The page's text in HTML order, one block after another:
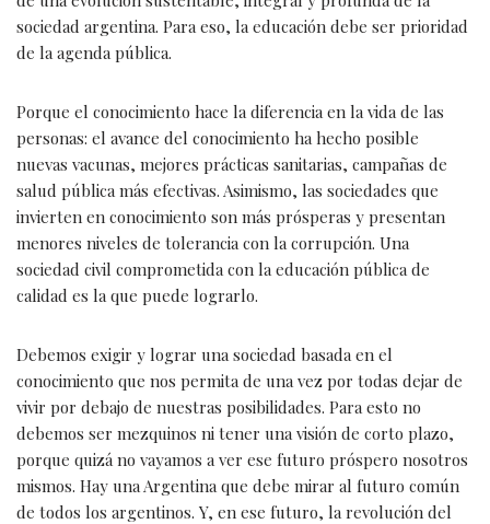
sociedad argentina. Para eso, la educación debe ser prioridad
de la agenda pública.
Porque el conocimiento hace la diferencia en la vida de las
personas: el avance del conocimiento ha hecho posible
nuevas vacunas, mejores prácticas sanitarias, campañas de
salud pública más efectivas. Asimismo, las sociedades que
invierten en conocimiento son más prósperas y presentan
menores niveles de tolerancia con la corrupción. Una
sociedad civil comprometida con la educación pública de
calidad es la que puede lograrlo.
Debemos exigir y lograr una sociedad basada en el
conocimiento que nos permita de una vez por todas dejar de
vivir por debajo de nuestras posibilidades. Para esto no
debemos ser mezquinos ni tener una visión de corto plazo,
porque quizá no vayamos a ver ese futuro próspero nosotros
mismos. Hay una Argentina que debe mirar al futuro común
de todos los argentinos. Y, en ese futuro, la revolución del